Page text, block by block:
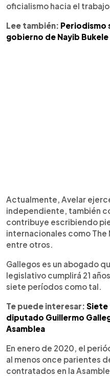
oficialismo hacia el
Lee también: Periodismo
gobierno de Nayib Bukele
Actualmente, Avelar
independiente, también
contribuye escribiendo
internacionales como The
entre otros.
Gallegos es un abogado
legislativo cumplirá 21
siete períodos como tal.
Te puede interesar: Siete
diputado Guillermo
Asamblea
En enero de 2020, el
al menos once parientes
contratados en la